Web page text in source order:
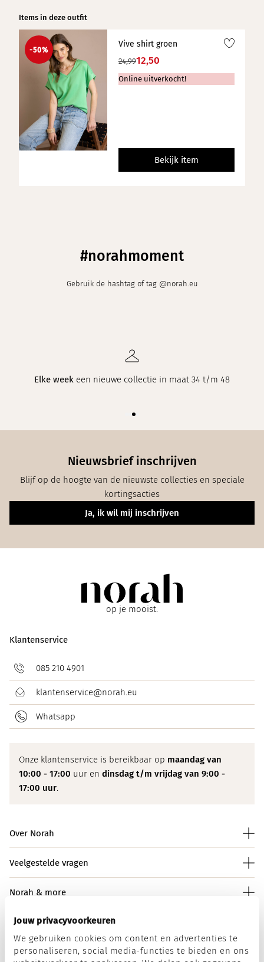
Jouw privacyvoorkeuren
We gebruiken cookies om content en advertenties te
personaliseren, social media-functies te bieden en ons
Items in deze outfit
-50%
Vive shirt groen
24,9912,50
Online uitverkocht!
Bekijk item
#norahmoment
Gebruik de hashtag of tag @norah.eu
Elke week een nieuwe collectie in maat 34 t/m 48
Nieuwsbrief inschrijven
Blijf op de hoogte van de nieuwste collecties en speciale
kortingsacties
Ja, ik wil mij inschrijven
op je mooist.
Klantenservice
085 210 4901
klantenservice@norah.eu
Whatsapp
Onze klantenservice is bereikbaar op maandag van
10:00 - 17:00 uur en dinsdag t/m vrijdag van 9:00 -
17:00 uur.
Over Norah
Veelgestelde vragen
Norah & more
Norah op social media